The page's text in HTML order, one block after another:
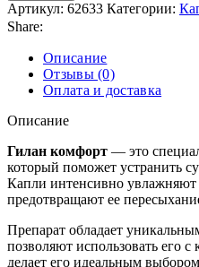
Артикул: 62633 Категории:
Share:
Описание
Отзывы (0)
Оплата и доставка
Описание
Гилан комфорт — это
который поможет устранить
Капли интенсивно увлажняют
предотвращают ее
Препарат обладает
позволяют использовать его
делает его идеальным